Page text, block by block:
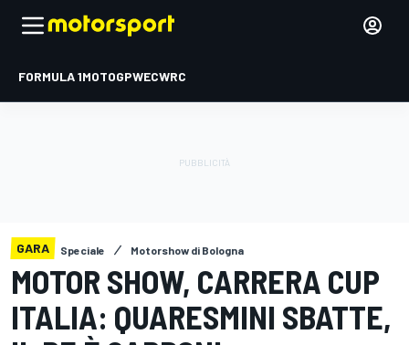
FORMULA 1MOTOGPWECWRC
GARA Speciale Motorshow di Bologna
MOTOR SHOW, CARRERA CUP
ITALIA: QUARESMINI SBATTE,